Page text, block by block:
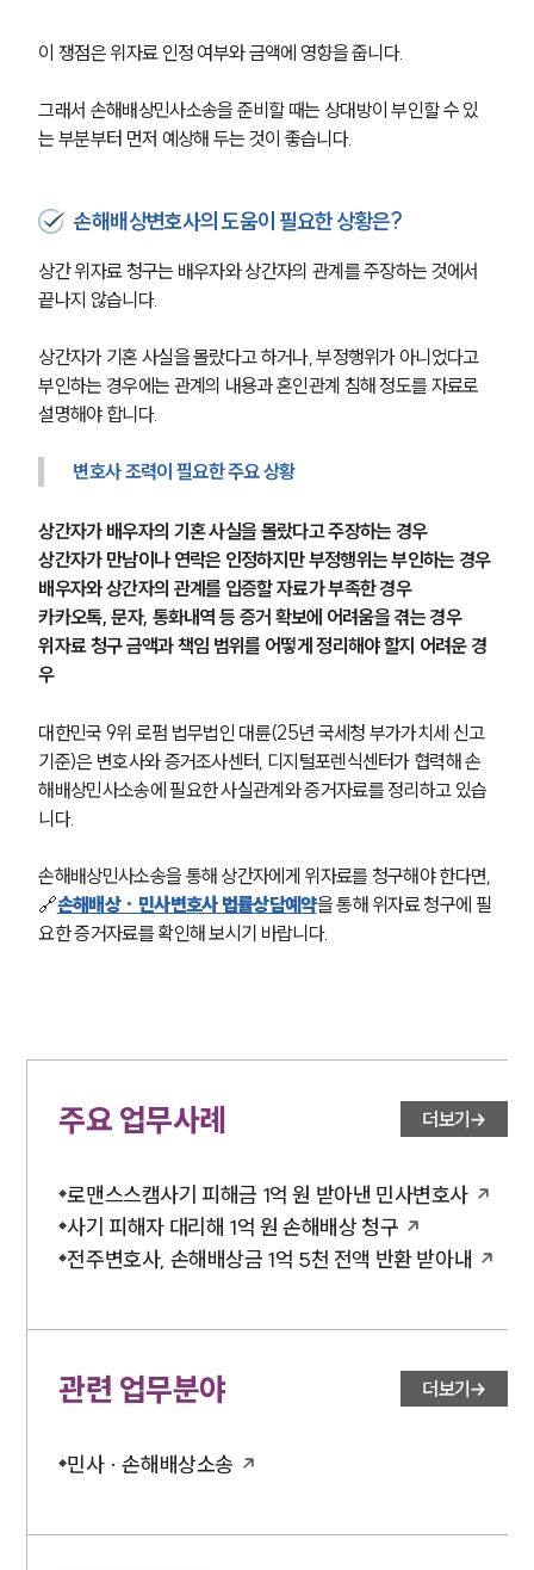
이 쟁점은 위자료 인정 여부와 금액에 영향을 줍니다.
그래서 손해배상민사소송을 준비할 때는 상대방이 부인할 수 있
는 부분부터 먼저 예상해 두는 것이 좋습니다.
손해배상변호사의 도움이 필요한 상황은?
상간 위자료 청구는 배우자와 상간자의 관계를 주장하는 것에서
끝나지 않습니다.
상간자가 기혼 사실을 몰랐다고 하거나, 부정행위가 아니었다고
부인하는 경우에는 관계의 내용과 혼인관계 침해 정도를 자료로
설명해야 합니다.
변호사 조력이 필요한 주요 상황
상간자가 배우자의 기혼 사실을 몰랐다고 주장하는 경우
상간자가 만남이나 연락은 인정하지만 부정행위는 부인하는 경우
배우자와 상간자의 관계를 입증할 자료가 부족한 경우
카카오톡, 문자, 통화내역 등 증거 확보에 어려움을 겪는 경우
위자료 청구 금액과 책임 범위를 어떻게 정리해야 할지 어려운 경
우
대한민국 9위 로펌 법무법인 대륜(25년 국세청 부가가치세 신고
기준)은 변호사와 증거조사센터, 디지털포렌식센터가 협력해 손
해배상민사소송에 필요한 사실관계와 증거자료를 정리하고 있습
니다.
손해배상민사소송을 통해 상간자에게 위자료를 청구해야 한다면,
🔗손해배상 · 민사변호사 법률상담예약을 통해 위자료 청구에 필
요한 증거자료를 확인해 보시기 바랍니다.
주요 업무사례 더보기
로맨스스캠사기 피해금 1억 원 받아낸 민사변호사
사기 피해자 대리해 1억 원 손해배상 청구
전주변호사, 손해배상금 1억 5천 전액 반환 받아내
관련 업무분야 더보기
민사 · 손해배상소송